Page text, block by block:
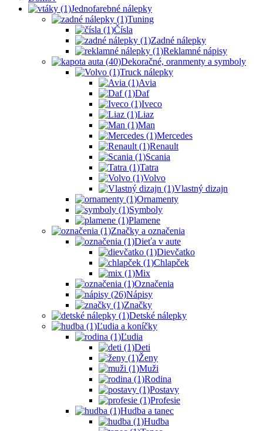
Jednofarebné nálepky
Tuning
Čísla
Zadné nálepky
Reklamné nápisy
Dekoračné, oranmenty a symboly
Truck nálepky
Avia
Daf
Iveco
Liaz
Man
Mercedes
Renault
Scania
Tatra
Volvo
Vlastný dizajn
Ornamenty
Symboly
Plamene
Značky a označenia
Dieťa v aute
Dievčatko
Chlapček
Mix
Označenia
Nápisy
Značky
Detské nálepky
Ľudia a koníčky
Ľudia
Deti
Ženy
Muži
Rodina
Postavy
Profesie
Hudba a tanec
Hudba